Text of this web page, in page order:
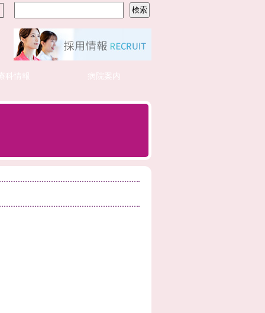
科情報 病院案内